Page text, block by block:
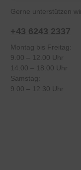
Gerne unterstützen
+43 6243 2337
Montag bis Freitag:
9.00 – 12.00 Uhr
14.00 – 18.00 Uhr
Samstag:
9.00 – 12.30 Uhr